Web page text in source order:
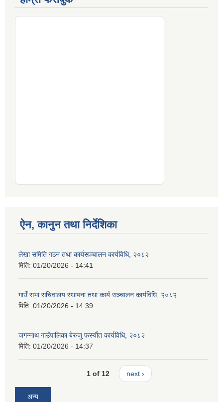
ऐन, कानुन तथा निर्देशिका
लेखा समिति गठन तथा कार्यसञ्चालन कार्यविधि, २०८२
मिति: 01/20/2026 - 14:41
गाउँ सभा सचिवालय स्थापना तथा कार्य सञ्चालन कार्यविधि, २०८२
मिति: 01/20/2026 - 14:39
जगन्नाथ गाउँपालिका बेरुजु फर्स्यौत कार्यविधि, २०८२
मिति: 01/20/2026 - 14:37
1 of 12 next ›
अन्य